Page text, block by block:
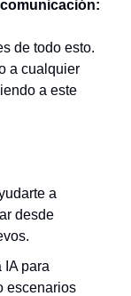
de todo esto.
a cualquier
a este
a
desde
IA para
escenarios